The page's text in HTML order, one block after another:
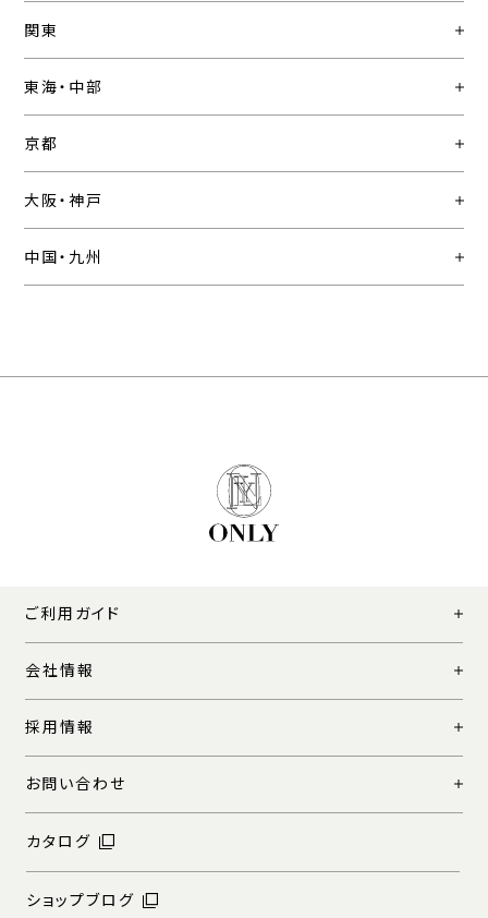
関東
東海・中部
京都
大阪・神戸
中国・九州
ご利用ガイド
会社情報
採用情報
お問い合わせ
カタログ
ショップブログ